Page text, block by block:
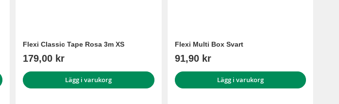
Flexi Classic Tape Rosa 3m XS
179,00 kr
Lägg i varukorg
Flexi Multi Box Svart
91,90 kr
Lägg i varukorg